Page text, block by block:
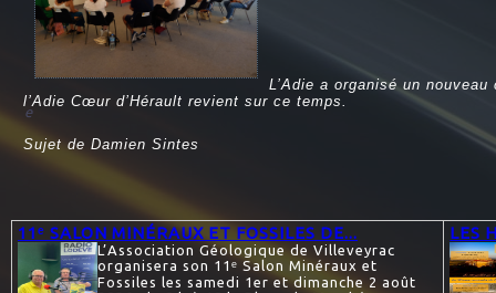
L’Adie a organisé un
l’Adie Cœur d’Hérault revient sur ce temps.
e
Sujet de Damien Sintes
11ᵉ SALON MINÉRAUX ET FOSSILES DE...
L’Association Géologique de Villeveyrac
organisera son 11ᵉ Salon Minéraux et
Fossiles les samedi 1er et dimanche 2 août
LES